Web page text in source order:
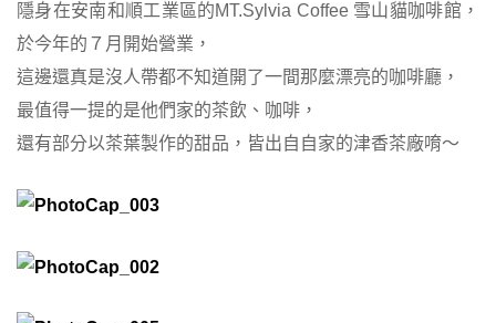
隱身在安南和順工業區的MT.Sylvia Coffee 雪山貓咖啡館，
於今年的７月開始營業，
這邊還真是沒人帶都不知道開了一間那麼漂亮的咖啡廳，
最值得一提的是他們家的茶飲、咖啡，
還有部分以茶葉製作的甜品，皆出自自家的津香茶廠唷～